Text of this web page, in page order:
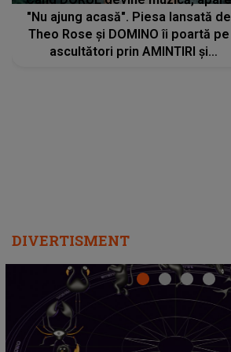
"Nu ajung acasă". Piesa lansată de
Theo Rose și DOMINO îi poartă pe
ascultători prin AMINTIRI și
DIVERTISMENT